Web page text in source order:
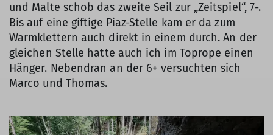
und Malte schob das zweite Seil zur „Zeitspiel“, 7-.
Bis auf eine giftige Piaz-Stelle kam er da zum
Warmklettern auch direkt in einem durch. An der
gleichen Stelle hatte auch ich im Toprope einen
Hänger. Nebendran an der 6+ versuchten sich
Marco und Thomas.